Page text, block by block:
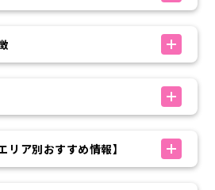
ア別おすすめ情報】